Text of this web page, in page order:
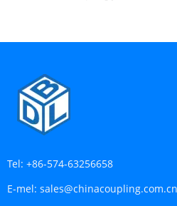
Tel: +86-574-63256658
E-mel: sales@chinacoupling.com.cn